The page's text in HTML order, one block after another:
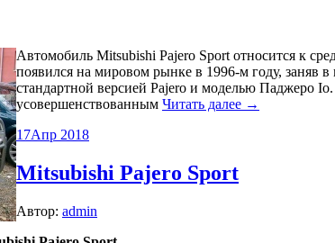
Автомобиль Mitsubishi Pajero Sport относится к
появился на мировом рынке в 1996-м году, заняв
стандартной версией Pajero и моделью Паджеро
усовершенствованным Читать далее →
17Апр 2018
Mitsubishi Pajero Sport
Автор: admin